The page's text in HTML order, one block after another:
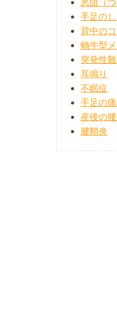
悪阻（つ
手足の
背中のコ
蝸牛型
突発性
耳鳴り
不眠症
手足の
産後の
腱鞘炎